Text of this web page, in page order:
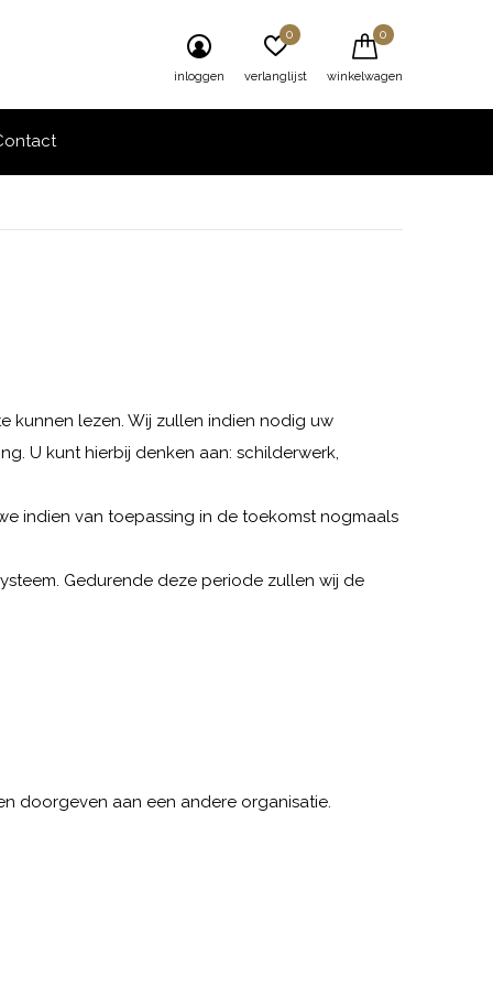
inloggen verlanglijst
0
winkelwagen
0
kunnen lezen. Wij zullen indien nodig uw
U kunt hierbij denken aan: schilderwerk,
indien van toepassing in de toekomst nogmaals
Gedurende deze periode zullen wij de
doorgeven aan een andere organisatie.